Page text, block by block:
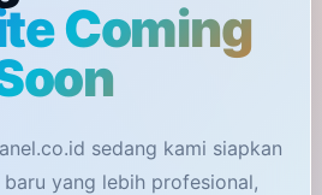
Coming
sedang kami siapkan
yang lebih profesional,